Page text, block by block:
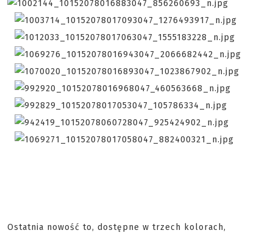
Ostatnia nowość to, dostępne w trzech kolorach,